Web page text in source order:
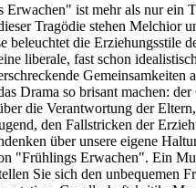
ist mehr als nur ein
Tragödie stehen Melchior
die Erziehungsstile
liberale, fast schon
Gemeinsamkeiten
Drama so brisant machen:
die Verantwortung der
den Fallstricken der
über unsere eigene
"Frühlings Erwachen". Ein
Sie sich den unbequemen